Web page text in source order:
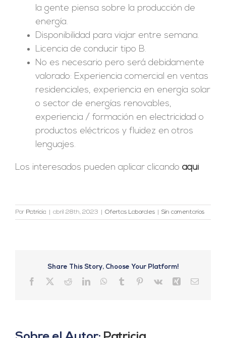
la gente piensa sobre la producción de
energía.
Disponibilidad para viajar entre semana.
Licencia de conducir tipo B.
No es necesario pero será debidamente
valorado: Experiencia comercial en ventas
residenciales, experiencia en energía solar
o sector de energías renovables,
experiencia / formación en electricidad o
productos eléctricos y fluidez en otros
lenguajes.
Los interesados pueden aplicar clicando aquí
Por Patricia abril 28th, 2023 Ofertas Laborales Sin comentarios
Share This Story, Choose Your Platform!
Facebook RedditLinkedInWhatsApp
Tumblr Pinterest
Vk Xing Correo